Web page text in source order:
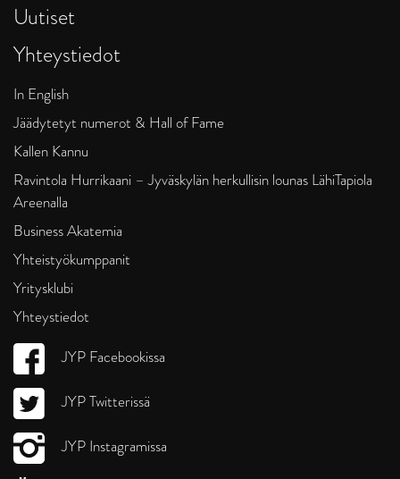
Uutiset
Yhteystiedot
In English
Jäädytetyt numerot & Hall of Fame
Kallen Kannu
Ravintola Hurrikaani – Jyväskylän herkullisin lounas LähiTapiola
Areenalla
Business Akatemia
Yhteistyökumppanit
Yritysklubi
Yhteystiedot
JYP Facebookissa
JYP Twitterissä
JYP Instagramissa